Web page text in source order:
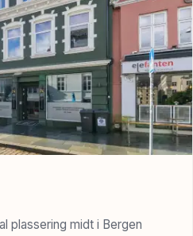
plassering midt i Bergen